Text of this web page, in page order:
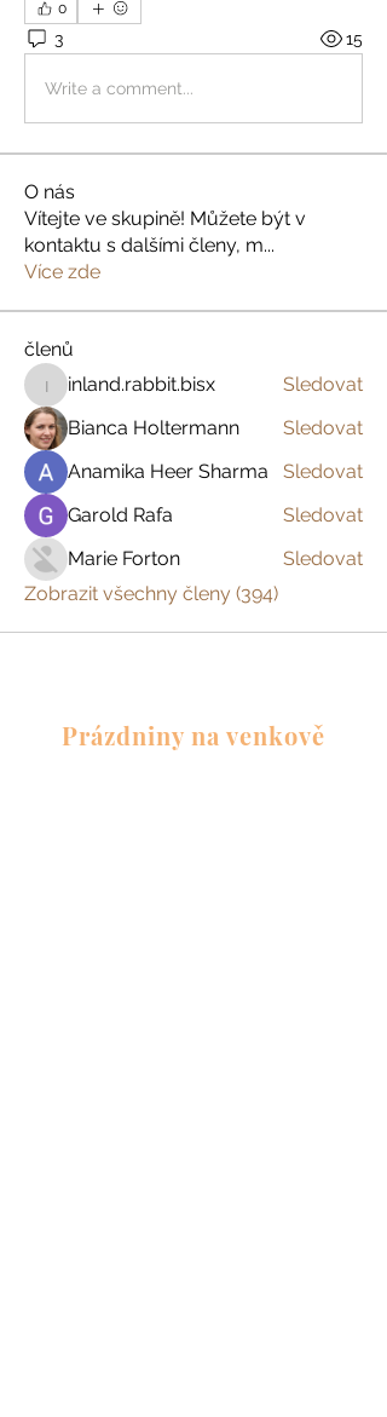
0
3 15
Write a comment...
O nás
Vítejte ve skupině! Můžete být v
kontaktu s dalšími členy, m...
Více zde
členů
inland.rabbit.bisx
inland.rabbit.bisx
Sledovat
Bianca Holtermann
Sledovat
Anamika Heer Sharma
Sledovat
Garold Rafa
Sledovat
Marie Forton
Sledovat
Zobrazit všechny členy (394)
Prázdniny na venkově